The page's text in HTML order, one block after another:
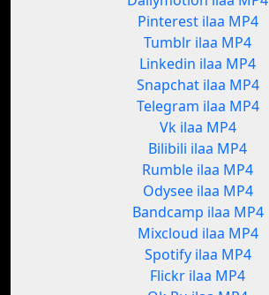
Pinterest ilaa MP4
Tumblr ilaa MP4
Linkedin ilaa MP4
Snapchat ilaa MP4
Telegram ilaa MP4
Vk ilaa MP4
Bilibili ilaa MP4
Rumble ilaa MP4
Odysee ilaa MP4
Bandcamp ilaa MP4
Mixcloud ilaa MP4
Spotify ilaa MP4
Flickr ilaa MP4